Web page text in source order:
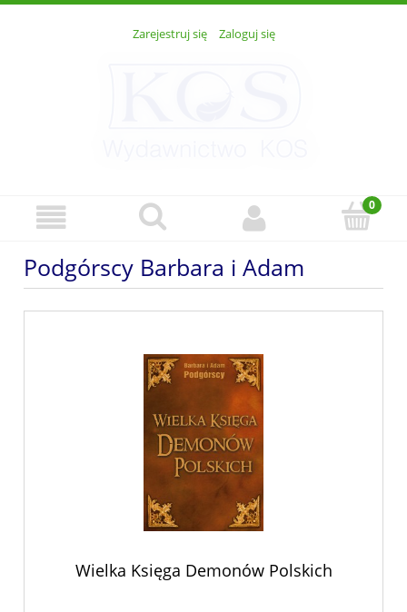
Zarejestruj się Zaloguj się
Podgórscy Barbara i Adam
Wielka Księga Demonów Polskich